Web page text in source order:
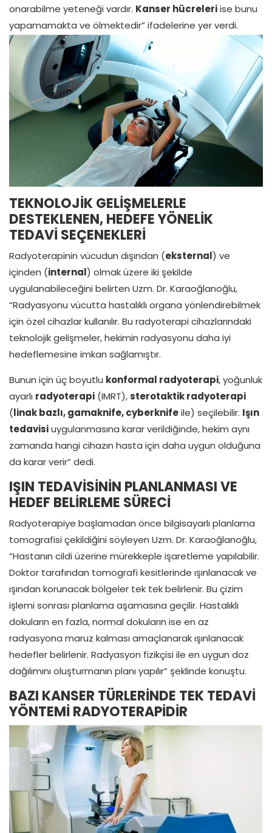
onarabilme yeteneği vardır. Kanser hücreleriise bunu
yapamamakta ve ölmektedir” ifadelerine yer verdi.
TEKNOLOJİK GELİŞMELERLE
DESTEKLENEN, HEDEFE YÖNELİK
TEDAVİ SEÇENEKLERİ
Radyoterapinin vücudun dışından (eksternal) ve
içinden (internal) olmak üzere iki şekilde
uygulanabileceğini belirten Uzm. Dr. Karaoğlanoğlu,
“Radyasyonu vücutta hastalıklı organa yönlendirebilmek
için özel cihazlar kullanılır. Bu radyoterapi cihazlarındaki
teknolojik gelişmeler, hekimin radyasyonu daha iyi
hedeflemesine imkan sağlamıştır.
Bunun için üç boyutlu konformal radyoterapi, yoğunluk
ayarlı radyoterapi(IMRT),sterotaktik radyoterapi
(linak bazlı, gamaknife, cyberknifeile) seçilebilir. Işın
tedavisiuygulanmasına karar verildiğinde, hekim aynı
zamanda hangi cihazın hasta için daha uygun olduğuna
da karar verir” dedi.
IŞIN TEDAVİSİNİN PLANLANMASI VE
HEDEF BELİRLEME SÜRECİ
Radyoterapiye başlamadan önce bilgisayarlı planlama
tomografisi çekildiğini söyleyen Uzm. Dr. Karaoğlanoğlu,
“Hastanın cildi üzerine mürekkeple işaretleme yapılabilir.
Doktor tarafından tomografi kesitlerinde ışınlanacak ve
ışından korunacak bölgeler tek tek belirlenir. Bu çizim
işlemi sonrası planlama aşamasına geçilir. Hastalıklı
dokuların en fazla, normal dokuların ise en az
radyasyona maruz kalması amaçlanarak ışınlanacak
hedefler belirlenir. Radyasyon fizikçisi ile en uygun doz
dağılımını oluşturmanın planı yapılır” şeklinde konuştu.
BAZI KANSER TÜRLERİNDE TEK TEDAVİ
YÖNTEMİ RADYOTERAPİDİR